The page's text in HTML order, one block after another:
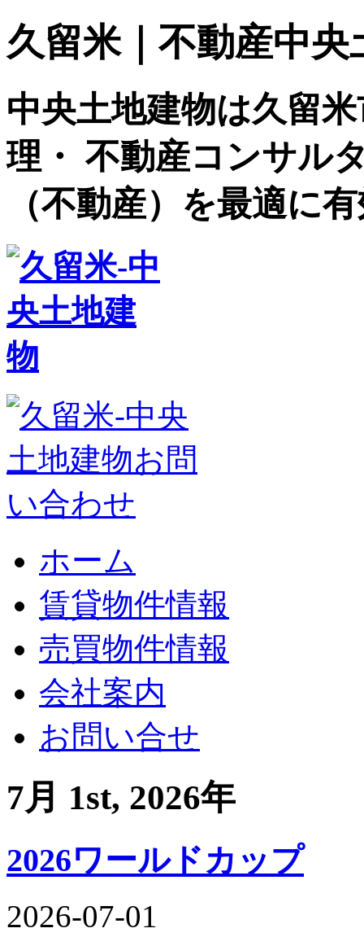
久留米｜不動産中
中央土地建物は久留
理・ 不動産コンサル
（不動産）を最適に
ホーム
賃貸物件情報
売買物件情報
会社案内
お問い合せ
7月 1st, 2026年
2026ワールドカップ
2026-07-01